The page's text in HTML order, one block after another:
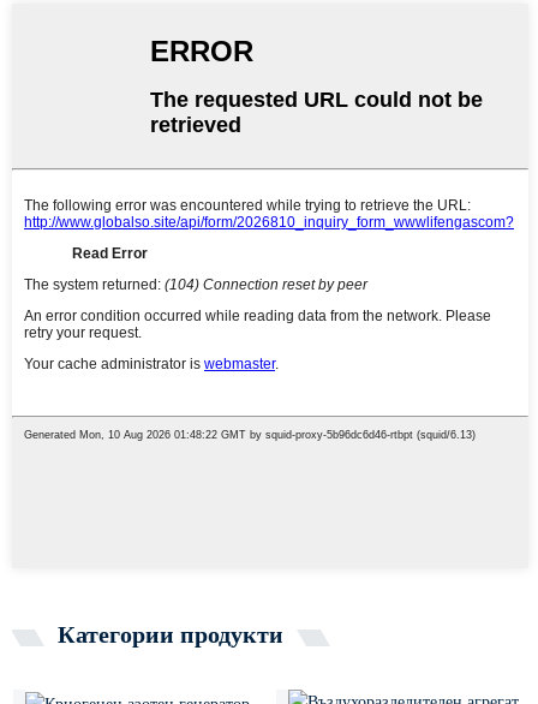
Категории продукти